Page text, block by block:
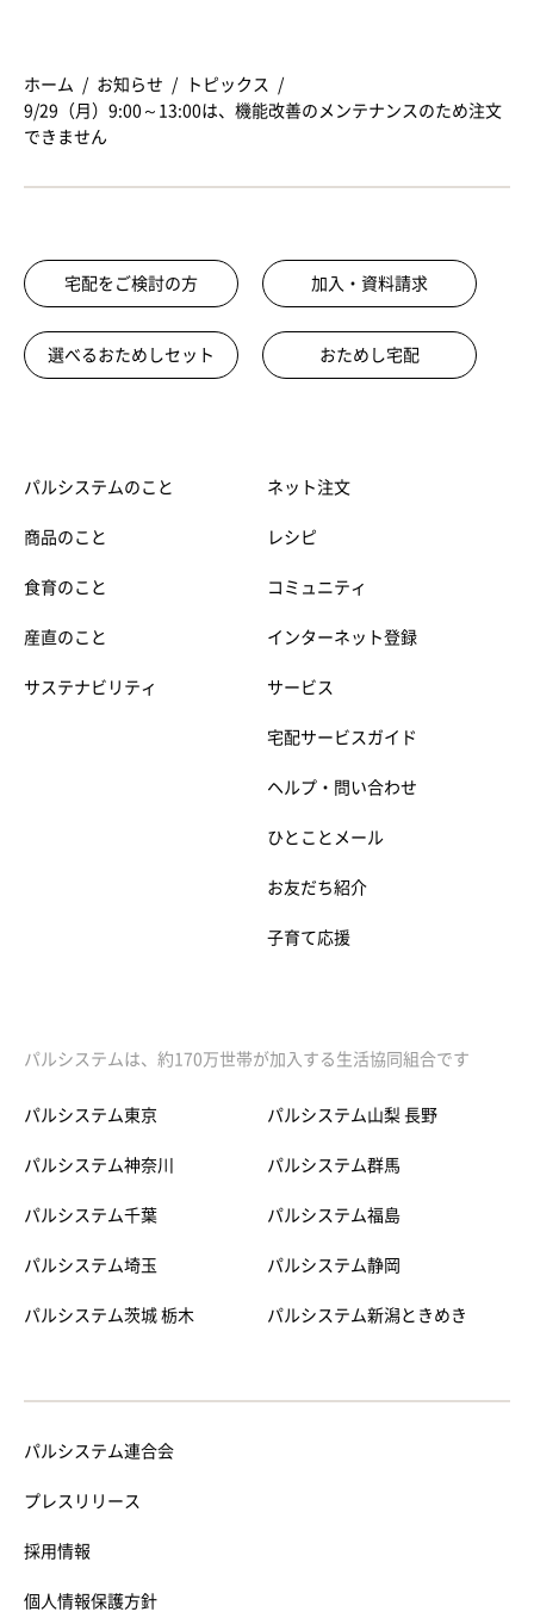
ホーム お知らせ
トピックス
9/29（月）9:00～13:00は、機能改善のメンテナンスのため注文
できません
宅配をご検討の方 加入・資料請求
選べるおためしセット おためし宅配
パルシステムのこと
商品のこと
食育のこと
産直のこと
サステナビリティ
ネット注文
レシピ
コミュニティ
インターネット登録
サービス
宅配サービスガイド
ヘルプ・問い合わせ
ひとことメール
お友だち紹介
子育て応援
パルシステムは、約170万世帯が加入する生活協同組合です
パルシステム東京
パルシステム神奈川
パルシステム千葉
パルシステム埼玉
パルシステム茨城 栃木
パルシステム山梨 長野
パルシステム群馬
パルシステム福島
パルシステム静岡
パルシステム新潟ときめき
パルシステム連合会
プレスリリース
採用情報
個人情報保護方針